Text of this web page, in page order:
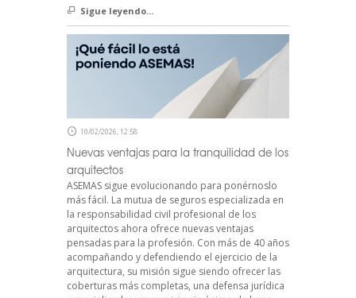
Sigue leyendo...
10/02/2026, 12:58
Nuevas ventajas para la tranquilidad de los
arquitectos
ASEMAS sigue evolucionando para ponérnoslo
más fácil. La mutua de seguros especializada en
la responsabilidad civil profesional de los
arquitectos ahora ofrece nuevas ventajas
pensadas para la profesión. Con más de 40 años
acompañando y defendiendo el ejercicio de la
arquitectura, su misión sigue siendo ofrecer las
coberturas más completas, una defensa jurídica